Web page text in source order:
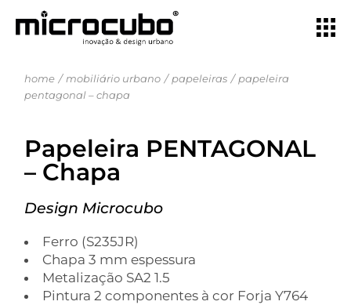
home mobiliário urbano papeleiras
papeleira
pentagonal – chapa
Papeleira PENTAGONAL
– Chapa
Design Microcubo
Ferro (S235JR)
Chapa 3 mm espessura
Metalização SA2 1.5
Pintura 2 componentes à cor Forja Y764